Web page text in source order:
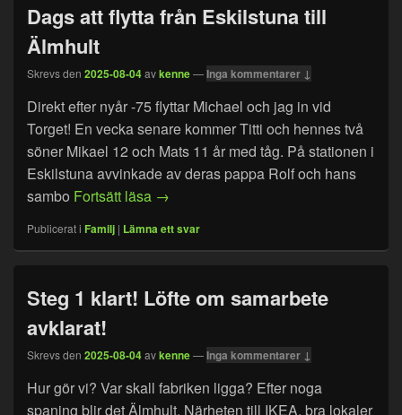
Dags att flytta från Eskilstuna till
Älmhult
Skrevs den 2025-08-04avkenne—Inga kommentarer ↓
Direkt efter nyår -75 flyttar Michael och jag in vid
Torget! En vecka senare kommer Titti och hennes två
söner Mikael 12 och Mats 11 år med tåg. På stationen i
Eskilstuna avvinkade av deras pappa Rolf och hans
sambo Fortsätt läsa Dags att flytta från Eskilstuna till
→
Publicerat i Familj | Lämna ett svar
Steg 1 klart! Löfte om samarbete
avklarat!
Skrevs den 2025-08-04avkenne—Inga kommentarer ↓
Hur gör vi? Var skall fabriken ligga? Efter noga
spaning blir det Älmhult. Närheten till IKEA, bra lokaler